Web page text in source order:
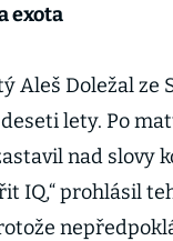
exota
Aleš Doležal ze
lety. Po
nad slovy
IQ,“ prohlásil